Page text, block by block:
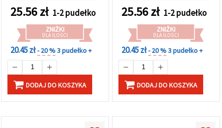
ramka LT-033
25.56zł 1-2 pudełko
ZNIŻKI
DLA ILOŚCI
20.45 zł- 20 %3 pudełko +
DODAJ DO KOSZYKA
ramką LT-035
25.56zł 1-2 pudełko
ZNIŻKI
DLA ILOŚCI
20.45 zł- 20 %3 pudełko +
DODAJ DO KOSZYKA